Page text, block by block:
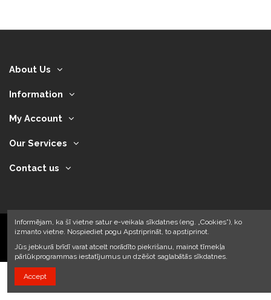
About Us
Information
My Account
Our Services
Contact us
2024 © Armando Auto SIA
Informējam, ka šī vietne satur e-veikala sīkdatnes (eng. „Cookies”), ko
izmanto vietne. Nospiediet pogu Apstriprināt, to apstiprinot.
Jūs jebkurā brīdī varat atcelt norādīto piekrišanu, mainot tīmekļa
pārlūkprogrammas iestatījumus un dzēšot saglabātās sīkdatnes.
Accept